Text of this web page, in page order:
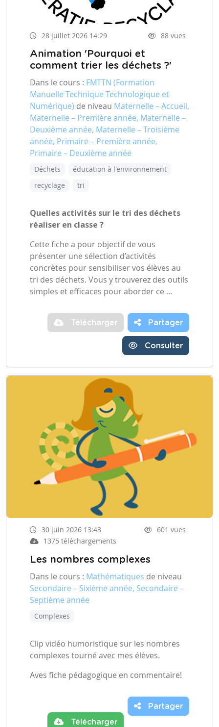
28 juillet 2026 14:29 88 vues
Animation 'Pourquoi et
comment trier les déchets ?'
Dans le cours : FMTTN (Formation
Manuelle Technique Technologique et
Numérique) de niveau Maternelle – Accueil,
Maternelle – Première année, Maternelle –
Deuxième année, Maternelle – Troisième
année, Primaire – Première année,
Primaire – Deuxième année
Déchets
éducation à l'environnement
recyclage
tri
Quelles activités sur le tri des déchets
réaliser en classe ?
Cette fiche a pour objectif de vous
présenter une sélection d’activités
concrètes pour sensibiliser vos élèves au
tri des déchets. Vous y trouverez des outils
simples et efficaces pour aborder ce …
Télécharger Partager
Consulter
30 juin 2026 13:43
601 vues
1375 téléchargements
Les nombres complexes
Dans le cours : Mathématiques de niveau
Secondaire – Sixième année, Secondaire –
Septième année
Complexes
Clip vidéo humoristique sur les nombres
complexes tourné avec mes élèves.
Aves fiche pédagogique en commentaire!
Télécharger
Partager